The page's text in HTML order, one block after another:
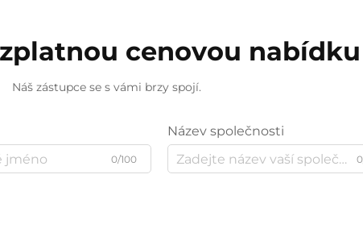
cenovou nabídku
Náš zástupce se s vámi brzy spojí.
0/100
Název společnosti